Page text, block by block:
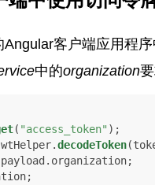
客户端应用程
中的organization
( "access_token" );
.decodeToken
organization;
;